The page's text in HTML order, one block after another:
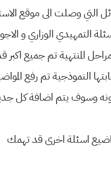
التي وصلت الى موقع
الوزاري و
المنتهية تم جميع
النموذجية تم رفع
وسوف يتم اضافة كل
اسئلة اخرى قد تهمك